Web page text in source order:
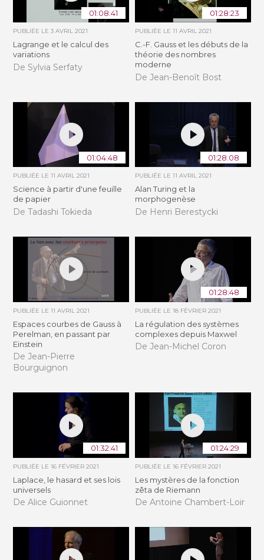
01:08:41
PUBLIÉE LE3 AVRIL 2021
Lagrange et le calcul des
variations
De Sylvia Serfaty
01:28:23
PUBLIÉE LE 11 AVRIL 2021
C.-F. Gauss et les débuts de la
théorie des nombres
moderne
De Jean-Benoît Bost
01:04:48
PUBLIÉE LE11 AVRIL 2021
Science à partir d'une feuille
de papier
De Tadashi Tokieda
01:28:08
PUBLIÉE LE 11 AVRIL 2021
Alan Turing et la
morphogenèse
De Henri Berestycki
PUBLIÉE LE11 AVRIL 2021
Espaces courbes de Gauss à
Perelman, en passant par
Einstein
De Jean-Pierre
Bourguignon
01:28:48
PUBLIÉE LE 18 FÉVRIER 2021
La régulation des systèmes
complexes depuis Maxwel
De Jean-Michel Coron
01:32:41
PUBLIÉE LE16 FÉVRIER 2021
Laplace, le hasard et ses lois
universels
De Alice Guionnet
01:24:29
PUBLIÉE LE 16 FÉVRIER 2021
Les mystères de la fonction
zêta de Riemann
De Antoine Chambert-Loir